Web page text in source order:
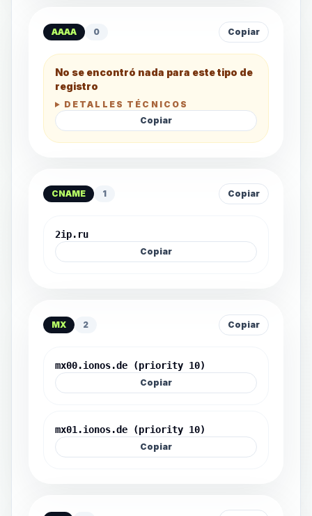
AAAA 0 Copiar
No se encontró nada para este tipo de
registro
DETALLES TÉCNICOS
Copiar
CNAME 1 Copiar
2ip.ru
Copiar
MX 2 Copiar
mx00.ionos.de (priority 10)
Copiar
mx01.ionos.de (priority 10)
Copiar